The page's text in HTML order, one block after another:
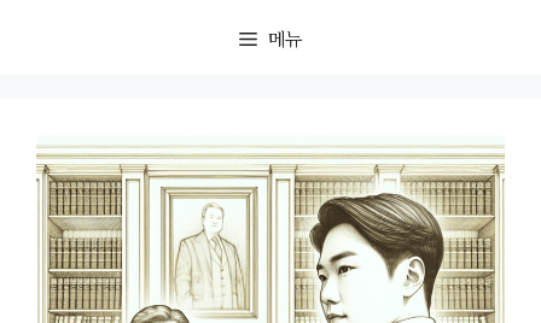
메뉴